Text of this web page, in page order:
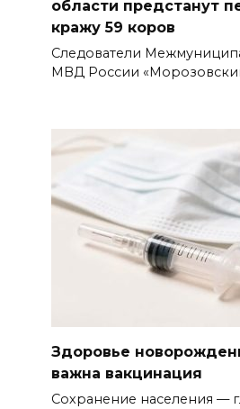
области предстанут
кражу 59 коров
Следователи
МВД России
Здоровье
важна вакцинация
Сохранение населения —